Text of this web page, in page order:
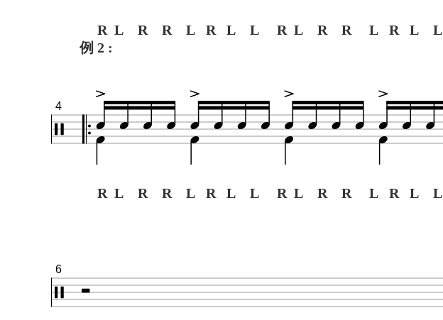
R L R R L R L L R L R R L R L L
例 2 :
R L R R L R L L R L R R L R L L
4
6